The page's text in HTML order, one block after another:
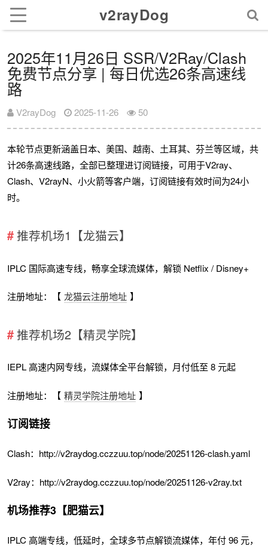
v2rayDog
2025年11月26日 SSR/V2Ray/Clash
免费节点分享 | 每日优选26条高速线
路
V2rayDog 2025-11-26 50
本轮节点更新涵盖日本、美国、越南、土耳其、芬兰等区域，共
计26条高速线路，全部已整理进订阅链接，可用于V2ray、
Clash、V2rayN、小火箭等客户端，订阅链接有效时间为24小
时。
推荐机场1【龙猫云】
IPLC 国际高速专线，畅享全球流媒体，解锁 Netflix / Disney+
注册地址：【 龙猫云注册地址 】
推荐机场2【精灵学院】
IEPL 高速内网专线，流媒体全平台解锁，月付低至 8 元起
注册地址：【 精灵学院注册地址 】
订阅链接
Clash：http://v2raydog.cczzuu.top/node/20251126-clash.yaml
V2ray：http://v2raydog.cczzuu.top/node/20251126-v2ray.txt
机场推荐3【肥猫云】
IPLC 高端专线，低延时，全球多节点解锁流媒体，年付 96 元，